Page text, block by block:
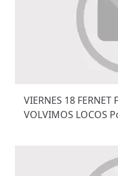
VIERNES 18
VOLVIMOS LOCOS